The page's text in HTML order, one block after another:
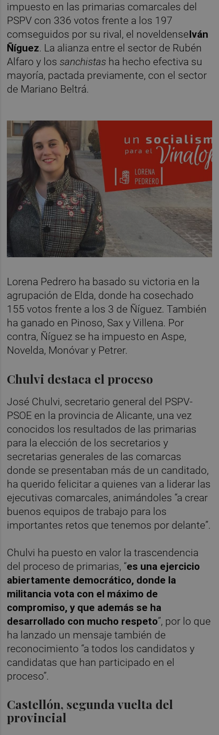
impuesto en las primarias comarcales del
PSPV con 336 votos frente a los 197
comseguidos por su rival, el noveldenseIván
Ñíguez. La alianza entre el sector de Rubén
Alfaro y los sanchistas ha hecho efectiva su
mayoría, pactada previamente, con el sector
de Mariano Beltrá.
Lorena Pedrero ha basado su victoria en la
agrupación de Elda, donde ha cosechado
155 votos frente a los 3 de Ñíguez. También
ha ganado en Pinoso, Sax y Villena. Por
contra, Ñíguez se ha impuesto en Aspe,
Novelda, Monóvar y Petrer.
Chulvi destaca el proceso
José Chulvi, secretario general del PSPV-
PSOE en la provincia de Alicante, una vez
conocidos los resultados de las primarias
para la elección de los secretarios y
secretarias generales de las comarcas
donde se presentaban más de un canditado,
ha querido felicitar a quienes van a liderar las
ejecutivas comarcales, animándoles “a crear
buenos equipos de trabajo para los
importantes retos que tenemos por delante”.
Chulvi ha puesto en valor la trascendencia
del proceso de primarias, “es una ejercicio
abiertamente democrático, donde la
militancia vota con el máximo de
compromiso, y que además se ha
desarrollado con mucho respeto”, por lo que
ha lanzado un mensaje también de
reconocimiento “a todos los candidatos y
candidatas que han participado en el
proceso”.
Castellón, segunda vuelta del
provincial